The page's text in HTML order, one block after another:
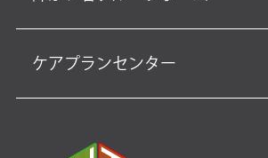
ケアプランセンター